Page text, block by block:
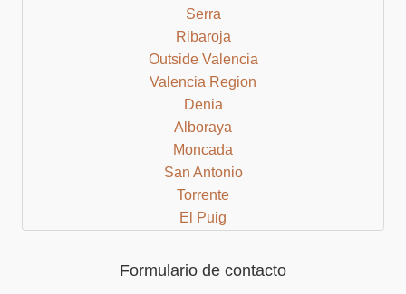
Serra
Ribaroja
Outside Valencia
Valencia Region
Denia
Alboraya
Moncada
San Antonio
Torrente
El Puig
Bocairent
Formulario de contacto